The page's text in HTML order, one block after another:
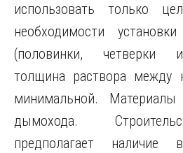
использовать только
необходимости
(половинки, четверки
толщина раствора
минимальной. Материалы
дымохода.
предполагает